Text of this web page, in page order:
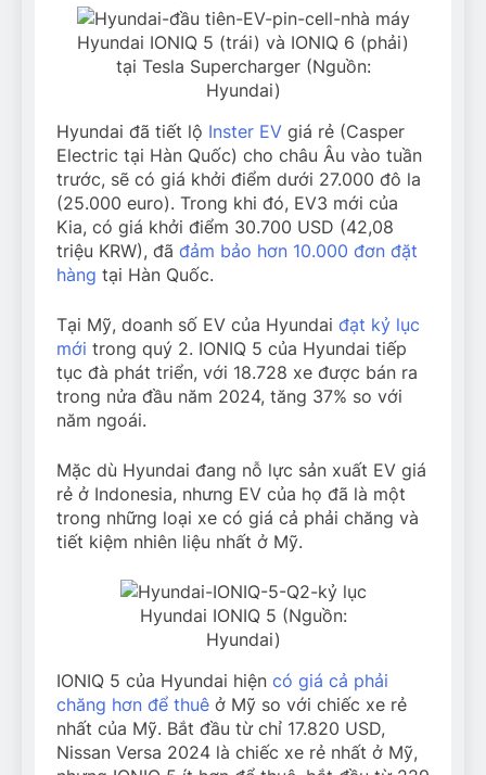
Hyundai IONIQ 5 (trái) và IONIQ 6 (phải)
tại Tesla Supercharger (Nguồn:
Hyundai)
Hyundai đã tiết lộ Inster EV giá rẻ (Casper
Electric tại Hàn Quốc) cho châu Âu vào tuần
trước, sẽ có giá khởi điểm dưới 27.000 đô la
(25.000 euro). Trong khi đó, EV3 mới của
Kia, có giá khởi điểm 30.700 USD (42,08
triệu KRW), đã đảm bảo hơn 10.000 đơn đặt
hàng tại Hàn Quốc.
Tại Mỹ, doanh số EV của Hyundai đạt kỷ lục
mới trong quý 2. IONIQ 5 của Hyundai tiếp
tục đà phát triển, với 18.728 xe được bán ra
trong nửa đầu năm 2024, tăng 37% so với
năm ngoái.
Mặc dù Hyundai đang nỗ lực sản xuất EV giá
rẻ ở Indonesia, nhưng EV của họ đã là một
trong những loại xe có giá cả phải chăng và
tiết kiệm nhiên liệu nhất ở Mỹ.
Hyundai IONIQ 5 (Nguồn:
Hyundai)
IONIQ 5 của Hyundai hiện có giá cả phải
chăng hơn để thuê ở Mỹ so với chiếc xe rẻ
nhất của Mỹ. Bắt đầu từ chỉ 17.820 USD,
Nissan Versa 2024 là chiếc xe rẻ nhất ở Mỹ,